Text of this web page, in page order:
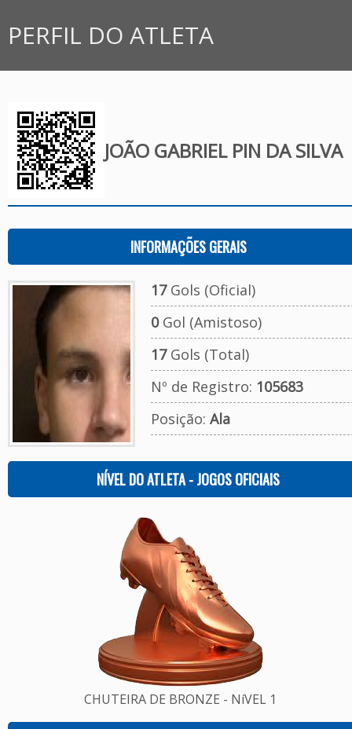
PERFIL DO ATLETA
JOÃO GABRIEL PIN DA SILVA
INFORMAÇÕES GERAIS
17Gols (Oficial)
0Gol (Amistoso)
17Gols (Total)
Nº de Registro: 105683
Posição: Ala
NÍVEL DO ATLETA - JOGOS OFICIAIS
CHUTEIRA DE BRONZE - NíVEL 1